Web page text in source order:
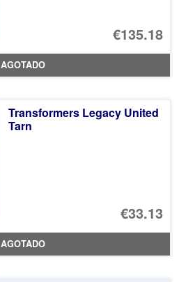
€135.18
AGOTADO
Transformers Legacy United
Tarn
€33.13
AGOTADO